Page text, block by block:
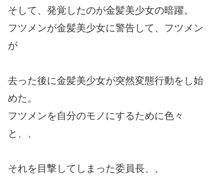
そして、発覚したのが金髪美少女の暗躍。
フツメンが金髪美少女に警告して、フツメン
が
去った後に金髪美少女が突然変態行動をし始
めた。
フツメンを自分のモノにするために色々
と、、
それを目撃してしまった委員長、、